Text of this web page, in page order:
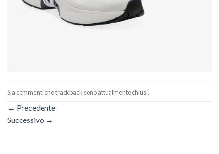
Sia commenti che trackback sono attualmente chiusi.
← Precedente
Successivo →